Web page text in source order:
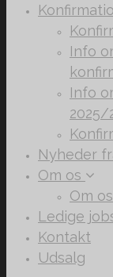
Info
Info
2025/
Nyheder
Om os
Om os
Ledige
Kontakt
Udsalg